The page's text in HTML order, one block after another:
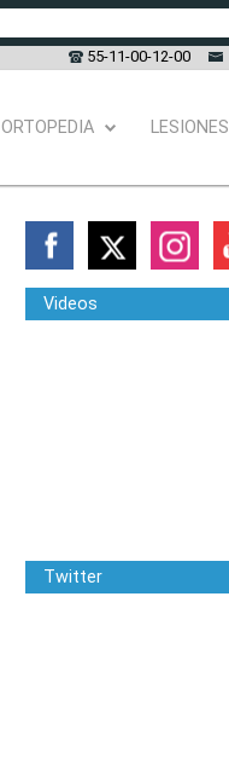
55-11-00-12-00
ORTOPEDIA LESIONES
Videos
Twitter